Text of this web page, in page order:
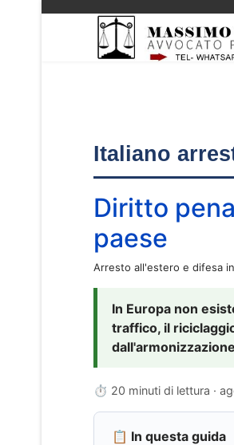
Italiano
Diritto
paese
Arresto all'estero e difesa
In Europa non
traffico, il
⏱ 20 minuti di lettura ·
📋 In questa guida